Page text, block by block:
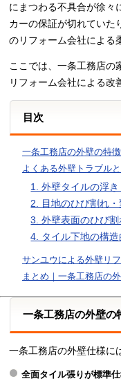
にまつわる不具合が徐々
カーの保証が切れていた
のリフォーム会社による
ここでは、一条工務店の
リフォーム会社による改
目次
一条工務店の外壁の特
よくある外壁トラブル
1. 外壁タイルの浮
2. 目地のひび割れ
3. 外壁表面のひび割
4. タイル下地の構
サンユウによる外壁リ
まとめ｜一条工務店の
一条工務店の外壁の
一条工務店の外壁仕様に
全面タイル張りが標準